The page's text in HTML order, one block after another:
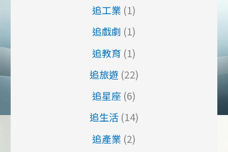
追工業 (1)
追戲劇 (1)
追教育 (1)
追旅遊 (22)
追星座 (6)
追生活(14)
追產業 (2)